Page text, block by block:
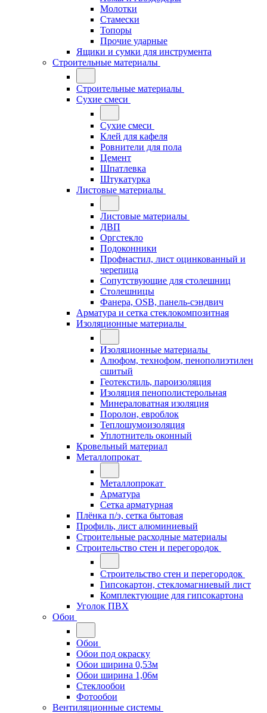
Молотки
Стамески
Топоры
Прочие ударные
Ящики и сумки для инструмента
Строительные материалы
Строительные материалы
Сухие смеси
Сухие смеси
Клей для кафеля
Ровнители для пола
Цемент
Шпатлевка
Штукатурка
Листовые материалы
Листовые материалы
ДВП
Оргстекло
Подоконники
Профнастил, лист оцинкованный и
черепица
Сопутствующие для столешниц
Столешницы
Фанера, OSB, панель-сэндвич
Арматура и сетка стеклокомпозитная
Изоляционные материалы
Изоляционные материалы
Алюфом, технофом, пенополиэтилен
сшитый
Геотекстиль, пароизоляция
Изоляция пенополистерольная
Минераловатная изоляция
Поролон, евроблок
Теплошумоизоляция
Уплотнитель оконный
Кровельный материал
Металлопрокат
Металлопрокат
Арматура
Сетка арматурная
Плёнка п/э, сетка бытовая
Профиль, лист алюминиевый
Строительные расходные материалы
Строительство стен и перегородок
Строительство стен и перегородок
Гипсокартон, стекломагниевый лист
Комплектующие для гипсокартона
Уголок ПВХ
Обои
Обои
Обои под окраску
Обои ширина 0,53м
Обои ширина 1,06м
Стеклообои
Фотообои
Вентиляционные системы